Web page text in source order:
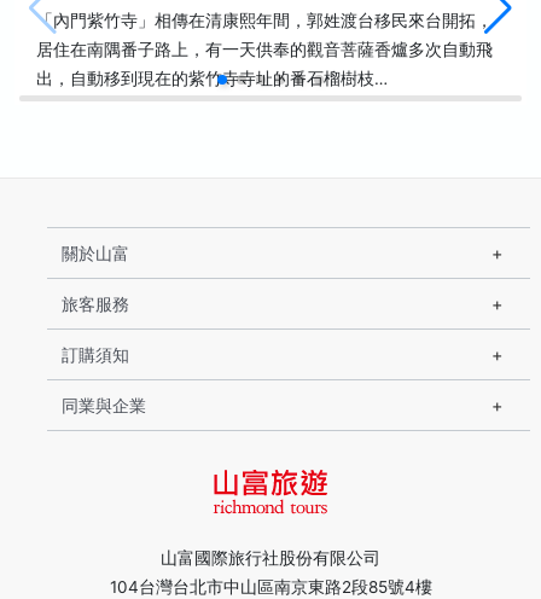
「內門紫竹寺」相傳在清康熙年間，郭姓渡台移民來台開拓，
居住在南隅番子路上，有一天供奉的觀音菩薩香爐多次自動飛
出，自動移到現在的紫竹寺寺址的番石榴樹枝…
山富國際旅行社股份有限公司
104台灣台北市中山區南京東路2段85號4樓
關於山富
旅客服務
訂購須知
同業與企業